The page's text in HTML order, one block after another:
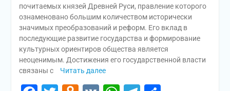
почитаемых князей Древней Руси, правление которого
ознаменовано большим количеством исторически
значимых преобразований и реформ. Его вклад в
последующие развитие государства и формирование
культурных ориентиров общества является
неоценимым. Достижения его государственной власти
связаны с
Читать далее